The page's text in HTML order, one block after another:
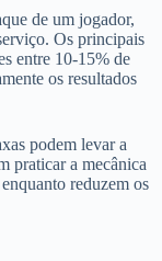
de um jogador,
Os principais
entre 10-15% de
os resultados
podem levar a
praticar a mecânica
reduzem os